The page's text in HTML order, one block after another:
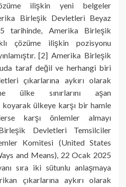
ilişkin yeni belgeler
Birleşik Devletleri Beyaz
tarihinde, Amerika Birleşik
çözüme ilişkin pozisyonu
[2] Amerika Birleşik
taraf değil ve herhangi biri
çıkarlarına aykırı olarak
ülke sınırlarını aşan
ülkeye karşı bir hamle
karşı önlemler almayı
Devletleri Temsilciler
Komitesi (United States
and Means), 22 Ocak 2025
sıra iki sütunlu anlaşmaya
çıkarlarına aykırı olarak